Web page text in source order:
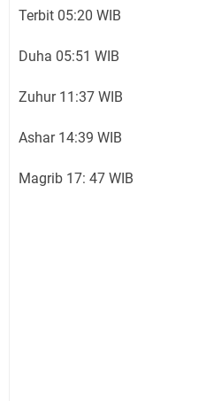
Terbit 05:20 WIB
Duha 05:51 WIB
Zuhur 11:37 WIB
Ashar 14:39 WIB
Magrib 17: 47 WIB